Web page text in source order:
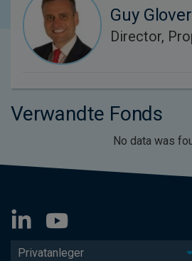
Guy Glover
Director,
Verwandte Fonds
No data was
Privatanleger